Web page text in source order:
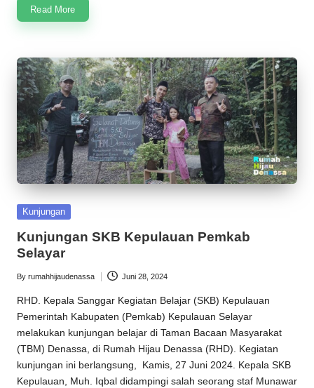
Read More
Posted
Kunjungan
Kunjungan SKB Kepulauan Pemkab
Selayar
Posted
by
By rumahhijaudenassa Juni 28, 2024
RHD. Kepala Sanggar Kegiatan Belajar (SKB) Kepulauan
Pemerintah Kabupaten (Pemkab) Kepulauan Selayar
melakukan kunjungan belajar di Taman Bacaan Masyarakat
(TBM) Denassa, di Rumah Hijau Denassa (RHD). Kegiatan
kunjungan ini berlangsung, Kamis, 27 Juni 2024. Kepala SKB
Kepulauan, Muh. Iqbal didampingi salah seorang staf Munawar